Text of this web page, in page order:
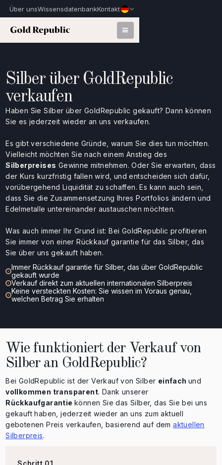
Über unsWissensdatenbankKontakt
Silber über GoldRepublic
verkaufen
Haben Sie Silber über GoldRepublic gekauft? Dann können
Sie es jederzeit wieder an uns verkaufen.
Es gibt verschiedene Gründe, warum Sie dies tun möchten.
Vielleicht möchten Sie nach einem Anstieg des
Silberpreises Gewinne mitnehmen. Oder Sie erwarten, dass
der Kurs kurzfristig fallen wird, und entscheiden sich dafür,
vorübergehend Liquidität zu schaffen. Es kann auch sein,
dass Sie die Zusammensetzung Ihres Portfolios ändern und
Edelmetalle untereinander austauschen möchten.
Was auch immer Ihr Grund ist: Bei GoldRepublic profitieren
Sie immer von einer Rückkauf garantie für das Silber, das
Sie über uns gekauft haben.
Immer Rückkauf garantie für Silber, das über GoldRepublic
gekauft wurde
Verkauf direkt zum aktuellen internationalen Silberpreis
Keine versteckten Kosten: Sie wissen im Voraus genau,
welchen Betrag Sie erhalten
Wie funktioniert der Verkauf von
Silber an GoldRepublic?
Bei GoldRepublic ist der Verkauf von Silber einfach und
vollkommen transparent. Dank unserer
Rückkaufgarantie können Sie das Silber, das Sie bei uns
gekauft haben, jederzeit wieder an uns zum aktuell
gebotenen Preis verkaufen, basierend auf demaktuellen
Silberpreis.